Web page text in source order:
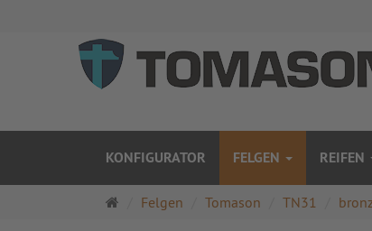
KONFIGURATOR FELGEN REIFEN
Startseite
Felgen Tomason TN31